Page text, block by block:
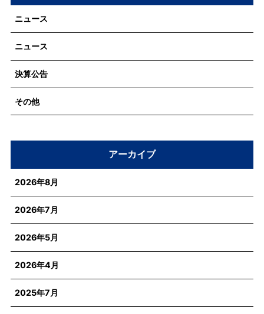
ニュース
ニュース
決算公告
その他
アーカイブ
2026年8月
2026年7月
2026年5月
2026年4月
2025年7月